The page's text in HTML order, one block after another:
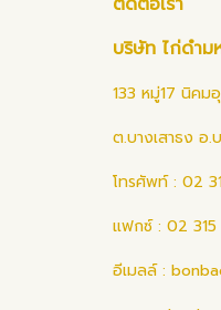
บริษัท ไก่ดำ
133 หมู่17 นิคม
ต.บางเสาธง อ.
โทรศัพท์ : 02
แฟกซ์ : 02 315
อีเมลล์ :